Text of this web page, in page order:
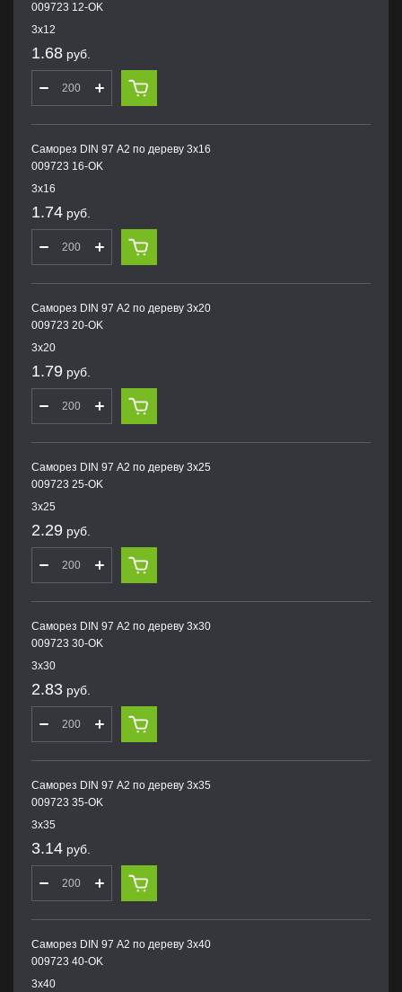
009723 12-OK
3х12
1.68 руб.
Саморез DIN 97 А2 по дереву 3х16
009723 16-OK
3х16
1.74 руб.
Саморез DIN 97 А2 по дереву 3х20
009723 20-OK
3х20
1.79 руб.
Саморез DIN 97 А2 по дереву 3х25
009723 25-OK
3х25
2.29 руб.
Саморез DIN 97 А2 по дереву 3х30
009723 30-OK
3х30
2.83 руб.
Саморез DIN 97 А2 по дереву 3х35
009723 35-OK
3х35
3.14 руб.
Саморез DIN 97 А2 по дереву 3х40
009723 40-OK
3х40